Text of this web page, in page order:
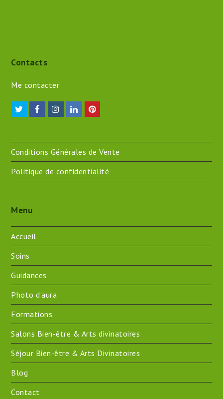
Contacts
Me contacter
TwitterFacebookInstagram
LinkedInPinterest
Conditions Générales de Vente
Politique de confidentialité
Menu
Accueil
Soins
Guidances
Photo d’aura
Formations
Salons Bien-être & Arts divinatoires
Séjour Bien-être & Arts Divinatoires
Blog
Contact